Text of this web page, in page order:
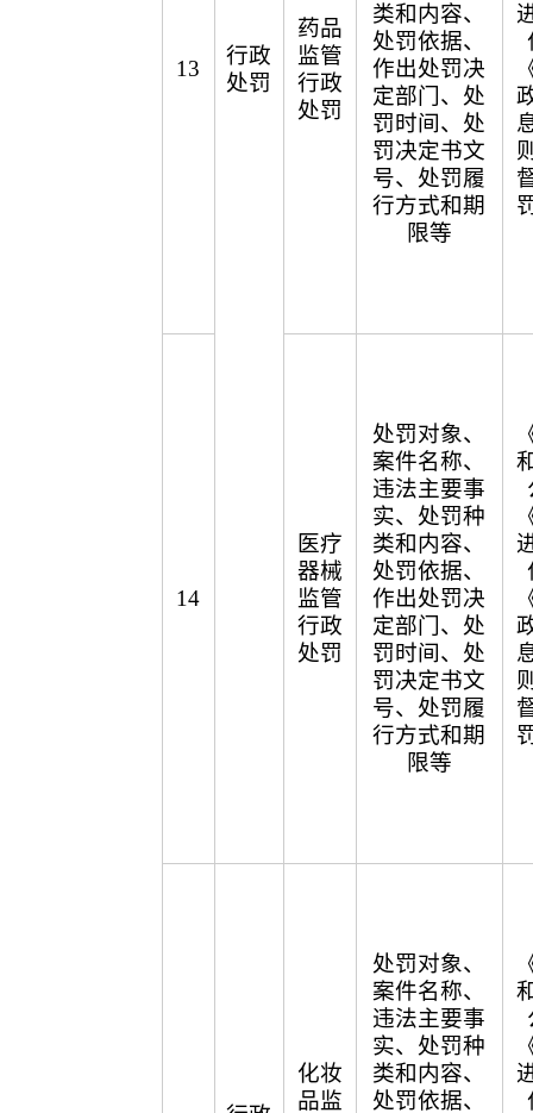
行政
处罚
13
药品
监管
行政
处罚
类和内容、
处罚依据、
作出处罚决
定部门、处
罚时间、处
罚决定书文
号、处罚履
行方式和期
限等
14
医疗
器械
监管
行政
处罚
处罚对象、
案件名称、
违法主要事
实、处罚种
类和内容、
处罚依据、
作出处罚决
定部门、处
罚时间、处
罚决定书文
号、处罚履
行方式和期
限等
化妆
品监
处罚对象、
案件名称、
违法主要事
实、处罚种
类和内容、
处罚依据、